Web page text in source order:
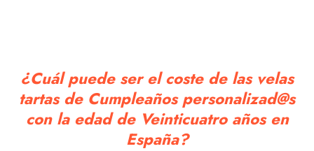
¿Cuál puede ser el coste de las velas
tartas de Cumpleaños personalizad@s
con la edad de Veinticuatro años en
España?